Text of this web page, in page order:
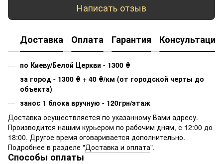
Написать отзыв
Доставка Оплата Гарантия Консультация
по Киеву/Белой Церкви - 1300 ₴
за город - 1300 ₴ + 40 ₴/км (от городской черты до
объекта)
занос 1 блока вручную - 120грн/этаж
Доставка осуществляется по указанному Вами адресу.
Производится нашим курьером по рабочим дням, с 12:00 до
18:00. Другое время оговаривается дополнительно.
Подробнее в разделе "Доставка и оплата".
Способы оплаты